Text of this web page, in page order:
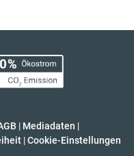
| Mediadaten |
| Cookie-Einstellungen